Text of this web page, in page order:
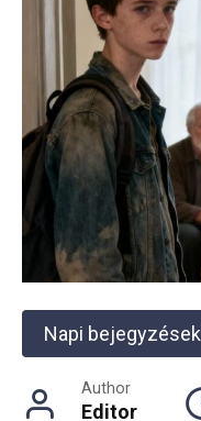
Napi bejegyzések
Author
Editor